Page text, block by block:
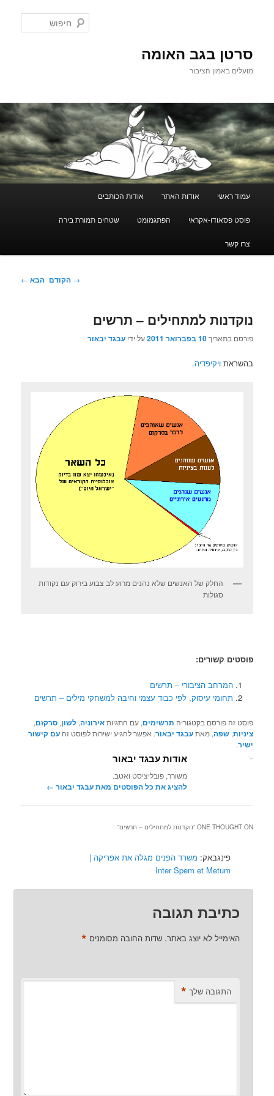
סרטן בגב האומה
מועלים באמון הציבור
עמוד ראשי אודות האתר אודות הכותבים
פוסט פסאודו-אקראי הפתגמומט שטחים תמורת בירה
צרו קשר
ניווט
→ הקודם הבא ←
נוקדנות למתחילים – תרשים
פורסם בתאריך10 בפברואר 2011 על ידיעבגד יבאור
בהשראתויקיפדיה.
החלק של האנשים שלא נהנים מרוע לב צבוע בירוק עם נקודות
סגולות
פוסטים קשורים:
המרחב הציבורי – תרשים
תחומי עיסוק, לפי כבוד עצמי וחיבה למשחקי מילים – תרשים
פוסט זה פורסם בקטגוריה תרשימים, עם התגיותאירוניה,לשון,סרקזם,
ציניות,שפה, מאתעבגד יבאור. אפשר להגיע ישירות לפוסט זהעם קישור
ישיר.
אודות עבגד יבאור
משורר, פובליציסט ואטב.
להציג את כל הפוסטים מאת עבגד יבאור‏ ←
ONE THOUGHT ON “ נוקדנות למתחילים – תרשים”
פינגבאק: משרד הפנים מגלה את אפריקה |
Inter Spem et Metum
כתיבת תגובה
האימייל לא יוצג באתר. שדות החובה מסומנים *
התגובה שלך *